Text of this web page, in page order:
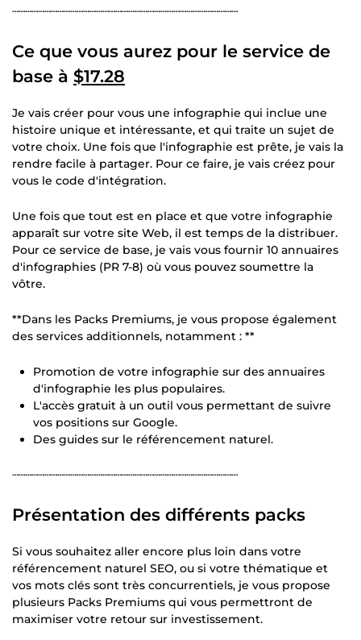
┄┄┄┄┄┄┄┄┄┄┄┄┄┄┄┄┄┄┄┄┄┄┄┄┄┄┄┄┄┄┄┄┄┄┄
Ce que vous aurez pour le service de
base à $17.28
Je vais créer pour vous une infographie qui inclue une
histoire unique et intéressante, et qui traite un sujet de
votre choix. Une fois que l'infographie est prête, je vais la
rendre facile à partager. Pour ce faire, je vais créez pour
vous le code d'intégration.
Une fois que tout est en place et que votre infographie
apparaît sur votre site Web, il est temps de la distribuer.
Pour ce service de base, je vais vous fournir 10 annuaires
d'infographies (PR 7-8) où vous pouvez soumettre la
vôtre.
**Dans les Packs Premiums, je vous propose également
des services additionnels, notamment : **
Promotion de votre infographie sur des annuaires
d'infographie les plus populaires.
L'accès gratuit à un outil vous permettant de suivre
vos positions sur Google.
Des guides sur le référencement naturel.
┄┄┄┄┄┄┄┄┄┄┄┄┄┄┄┄┄┄┄┄┄┄┄┄┄┄┄┄┄┄┄┄┄┄┄
Présentation des différents packs
Si vous souhaitez aller encore plus loin dans votre
référencement naturel SEO, ou si votre thématique et
vos mots clés sont très concurrentiels, je vous propose
plusieurs Packs Premiums qui vous permettront de
maximiser votre retour sur investissement.